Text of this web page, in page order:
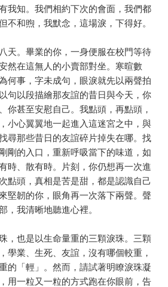
我知。我們相約下次的會面，我們都
不和煦，我默念，這場淚，下得好。
天。畢業的你，一身便服在校門等待
然在這無人的小賣部對坐。寒暄數
何事，字未成句，眼淚就先以兩聲拍
句以段描繪那友誼的昔日與今天，你
你甚至安慰自己。我點頭，再點頭，
小心翼翼地一起進入這迷宮之中，與
尋那些昔日的友誼碎片掉失在哪。找
剛的入口，重新呼吸當下的味道，如
時、散有時。片刻，你仍想再一次進
點頭，真相是苦是甜，都是認識自己
堅韌的你，眼角再一次落下兩聲。聲
，我清晰地聽進心裡。
，也是以生命量重的三顆淚珠。三顆
學業、生死、友誼，沒有哪個較重，
的「輕」。然而，請試著明瞭淚珠凝
用一粒又一粒的方式跑在你眼前，告